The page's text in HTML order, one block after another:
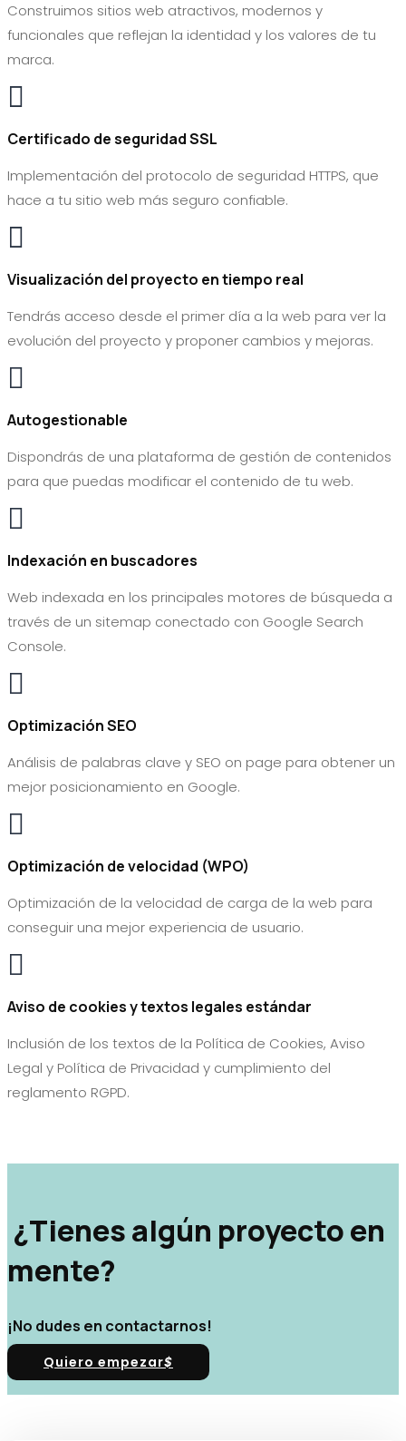
Construimos sitios web atractivos, modernos y
funcionales que reflejan la identidad y los valores de tu
marca.

Certificado de seguridad SSL
Implementación del protocolo de seguridad HTTPS, que
hace a tu sitio web más seguro confiable.

Visualización del proyecto en tiempo real
Tendrás acceso desde el primer día a la web para ver la
evolución del proyecto y proponer cambios y mejoras.

Autogestionable
Dispondrás de una plataforma de gestión de contenidos
para que puedas modificar el contenido de tu web.

Indexación en buscadores
Web indexada en los principales motores de búsqueda a
través de un sitemap conectado con Google Search
Console.

Optimización SEO
Análisis de palabras clave y SEO on page para obtener un
mejor posicionamiento en Google.

Optimización de velocidad (WPO)
Optimización de la velocidad de carga de la web para
conseguir una mejor experiencia de usuario.

Aviso de cookies y textos legales estándar
Inclusión de los textos de la Política de Cookies, Aviso
Legal y Política de Privacidad y cumplimiento del
reglamento RGPD.
¿Tienes algún proyecto en
mente?
¡No dudes en contactarnos!
Quiero empezar$